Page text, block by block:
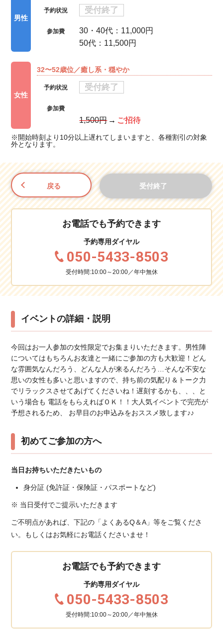
男性
予約状況 受付終了
参加費
30・40代：11,000円
50代：11,500円
女性
32〜52歳位／癒し系・穏やか
予約状況 受付終了
参加費
1,500円 ご招待
※開始時刻より10分以上遅れてしまいますと、各種割引の対象
外となります。
戻る 受付終了
お電話でも予約できます
予約専用ダイヤル
050-5433-8503
受付時間:10:00～20:00／年中無休
イベントの詳細・説明
今回はお一人参加の女性限定でお集まりいただきます。男性陣
についてはもちろんお友達と一緒にご参加の方も大歓迎！どん
な雰囲気なんだろう、どんな人が来るんだろう…そんな不安な
思いの女性も多いと思いますので、持ち前の気配り＆トーク力
でリラックスさせてあげてくださいね！遅刻するかも、、、と
いう場合も 電話をもらえればＯＫ！！大人気イベントで完売が
予想されるため、 お早目のお申込みをおススメ致します♪♪
初めてご参加の方へ
当日お持ちいただきたいもの
身分証 (免許証・保険証・パスポートなど)
※ 当日受付でご提示いただきます
ご不明点があれば、下記の「よくあるQ＆A」等をご覧くださ
い。もしくはお気軽にお電話くださいませ！
お電話でも予約できます
予約専用ダイヤル
050-5433-8503
受付時間:10:00～20:00／年中無休